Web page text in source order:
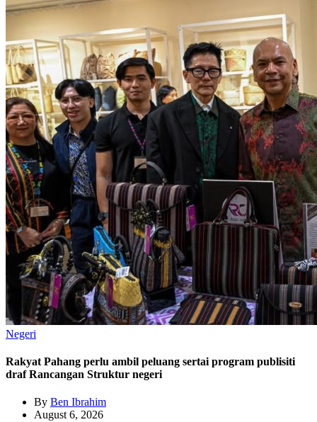
Negeri
Rakyat Pahang perlu ambil peluang sertai program publisiti
draf Rancangan Struktur negeri
By Ben Ibrahim
August 6, 2026